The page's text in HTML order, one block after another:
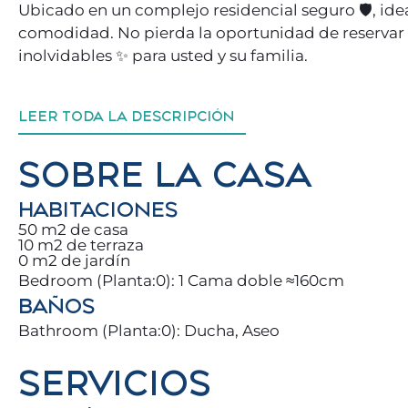
Ubicado en un complejo residencial seguro 🛡️,
comodidad. No pierda la oportunidad de reservar
inolvidables ✨ para usted y su familia.
y planes locales 🧭, para que vivan Benalmádena
Estará a pie de playa, a escasos metros del mar
perfecto para pasear, relajarse y desconectar.
Le encantarán las comodidades que ofrecemos:
☕ Café matutino con vistas espectaculares al
🌅 Atardeceres de ensueño con vistas panorámicas
🎬 Noches de Netflix en familia
…todo cuidadosamente diseñado para su confort.
Con más de 300 días de sol al año, Benalmádena
Puerto Marina, descubrir su amplia gastronomía
LEER TODA LA DESCRIPCIÓN
SOBRE LA CASA
HABITACIONES
50 m2 de casa
10 m2 de terraza
0 m2 de jardín
Bedroom (Planta:0): 1 Cama doble ≈160cm
BAÑOS
Bathroom (Planta:0): Ducha, Aseo
SERVICIOS